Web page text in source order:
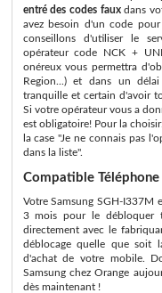
entré des codes fauxdans
avez besoin d'un code
conseillons d'utiliser le
opérateur code NCK +
onéreux vous permettra
Region...) et dans un
tranquille et certain d'avoir
Si votre opérateur vous a
est obligatoire! Pour la
la case "Je ne connais pas
dans la liste".
Compatible
Votre Samsung SGH-I337M
3 mois pour le débloquer
directement avec le
déblocage quelle que soit
d'achat de votre mobile.
Samsung chez Orange
dès maintenant !